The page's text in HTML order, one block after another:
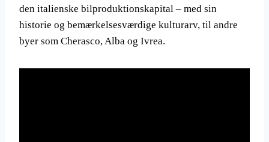
den italienske bilproduktionskapital – med sin
historie og bemærkelsesværdige kulturarv, til andre
byer som Cherasco, Alba og Ivrea.